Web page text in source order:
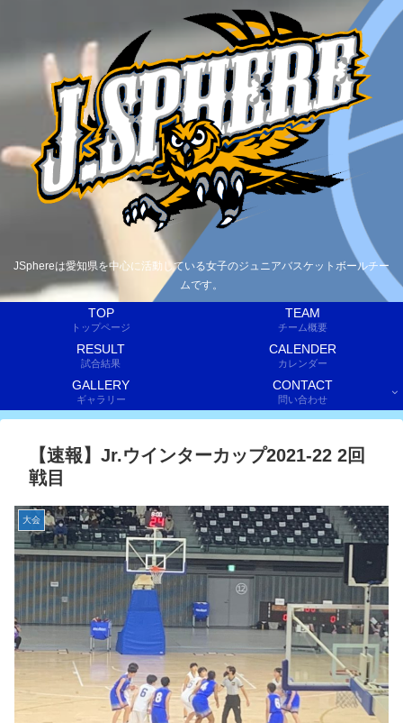
JSphereは愛知県を中心に活動している女子のジュニアバスケットボールチー
ムです。
TOP
トップページ
TEAM
チーム概要
RESULT
試合結果
CALENDER
カレンダー
GALLERY
ギャラリー
CONTACT
問い合わせ
【速報】Jr.ウインターカップ2021-22 2回
戦目
大会